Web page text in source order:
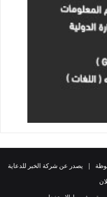
الحقوق محفوظة | يصدر عن شركة الخبر للدعاية